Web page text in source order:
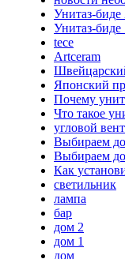
Унитаз-биде
Унитаз-биде
tece
Artceram
Японский
Почему
Что такое
угловой
Выбираем
Выбираем
Как
светильник
лампа
бар
дом 2
дом 1
дом